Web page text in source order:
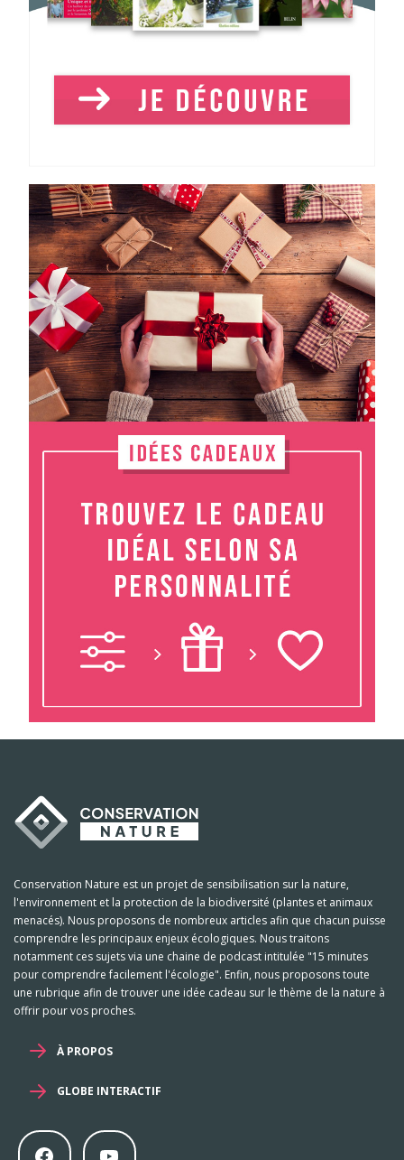
Conservation Nature est un projet de sensibilisation sur la nature,
l'environnement et la protection de la biodiversité (plantes et animaux
menacés). Nous proposons de nombreux articles afin que chacun puisse
comprendre les principaux enjeux écologiques. Nous traitons
notamment ces sujets via une chaine de podcast intitulée "15 minutes
pour comprendre facilement l'écologie". Enfin, nous proposons toute
une rubrique afin de trouver une idée cadeau sur le thème de la nature à
offrir pour vos proches.
À PROPOS
GLOBE INTERACTIF